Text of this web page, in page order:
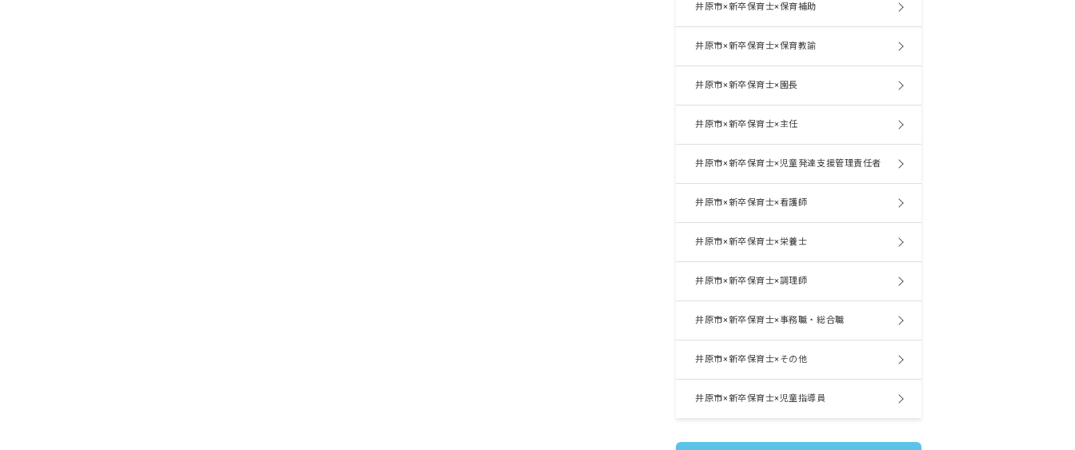
井原市×新卒保育士×保育補助
井原市×新卒保育士×保育教諭
井原市×新卒保育士×園長
井原市×新卒保育士×主任
井原市×新卒保育士×児童発達支援管理責任者
井原市×新卒保育士×看護師
井原市×新卒保育士×栄養士
井原市×新卒保育士×調理師
井原市×新卒保育士×事務職・総合職
井原市×新卒保育士×その他
井原市×新卒保育士×児童指導員